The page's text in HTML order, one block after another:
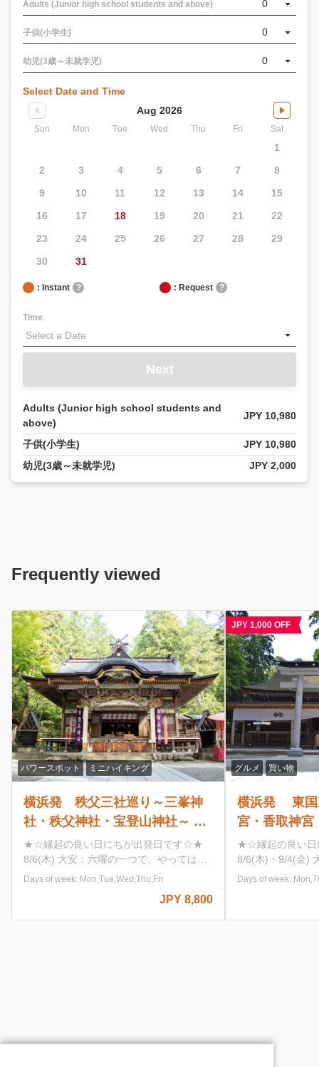
Adults (Junior high school students and above) 0
子供(小学生) 0
幼児(3歳～未就学児) 0
Select Date and Time
Aug 2026
Sun Mon Tue Wed Thu Fri Sat
1
2
3 4 5 6 7
8
9
10 11 12 13 14
15
16
17 18 19 20 21
22
23
24 25 26 27 28
29
30
31
: Instant ? : Request ?
Time
Next
Adults (Junior high school students and
above)
JPY 10,980
子供(小学生)
JPY 10,980
幼児(3歳～未就学児)
JPY 2,000
Frequently viewed
ニハイキング
社巡り～三峯神
・宝登山神社～ 関
パワースポット巡
にちが出発日です☆★
曜の一つで、やってはい
月) 大安：
れる、最強の開運日
の開運日 天赦日：暦の
JPY 1,000 OFF
グルメ 買い物
横浜発 東国三社巡り～鹿島
宮・香取神宮・息栖神社～ 関
最大級のパワースポット神社
り 北総の小江戸「佐原」の
由散策もオススメ♪
★☆縁起の良い日にちが出発日です
8/6(木)・9/4(金) 大安：六曜の一つで
ってはいけないことが何もない日 9/14(月)
むとされる、最強の開運日 大安：六曜
一つで、やってはいけないことが何も
す。 10/19(月) 大安：六曜の一つで、やっ
Days of week: Mon,Tue,Wed,Thu,Fri